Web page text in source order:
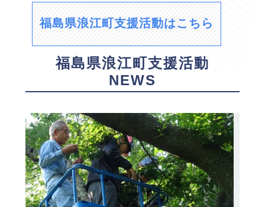
福島県浪江町支援活動はこちら
福島県浪江町支援活動
NEWS